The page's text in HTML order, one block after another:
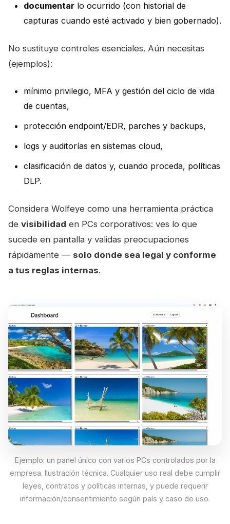
documentar lo ocurrido (con historial de
capturas cuando esté activado y bien gobernado).
No sustituye controles esenciales. Aún necesitas
(ejemplos):
mínimo privilegio, MFA y gestión del ciclo de vida
de cuentas,
protección endpoint/EDR, parches y backups,
logs y auditorías en sistemas cloud,
clasificación de datos y, cuando proceda, políticas
DLP.
Considera Wolfeye como una herramienta práctica
de visibilidad en PCs corporativos: ves lo que
sucede en pantalla y validas preocupaciones
rápidamente — solo donde sea legal y conforme
a tus reglas internas.
Ejemplo: un panel único con varios PCs controlados por la
empresa. Ilustración técnica. Cualquier uso real debe cumplir
leyes, contratos y políticas internas, y puede requerir
información/consentimiento según país y caso de uso.